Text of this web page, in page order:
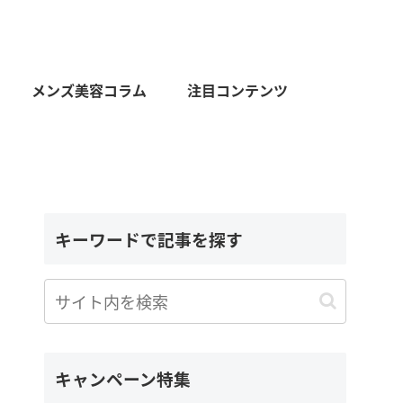
メンズ美容コラム 注目コンテンツ
キーワードで記事を探す
キャンペーン特集